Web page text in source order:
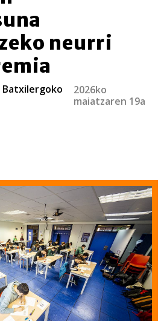
neurri
Batxilergoko
2026ko
maiatzaren 19a